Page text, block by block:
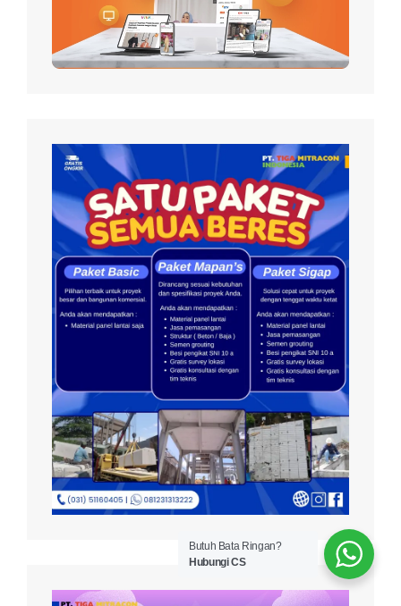
Butuh Bata Ringan?
Hubungi CS